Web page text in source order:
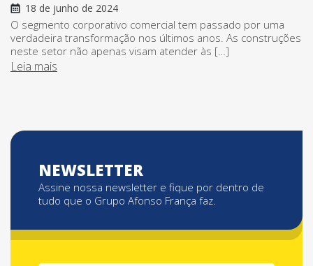
18 de junho de 2024
O segmento corporativo comercial tem passado por uma
verdadeira transformação nos últimos anos. As construções
neste setor não apenas visam atender às […]
Leia mais
NEWSLETTER
Assine nossa newsletter e fique por dentro de
tudo que o Grupo Afonso França faz.